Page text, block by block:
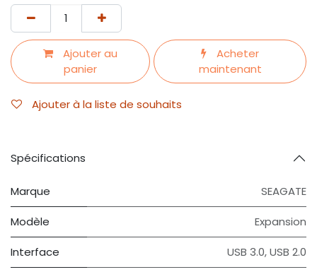
Ajouter au
panier
Acheter
maintenant
Ajouter à la liste de souhaits
Spécifications
Marque SEAGATE
Modèle Expansion
Interface ‎USB 3.0, USB 2.0